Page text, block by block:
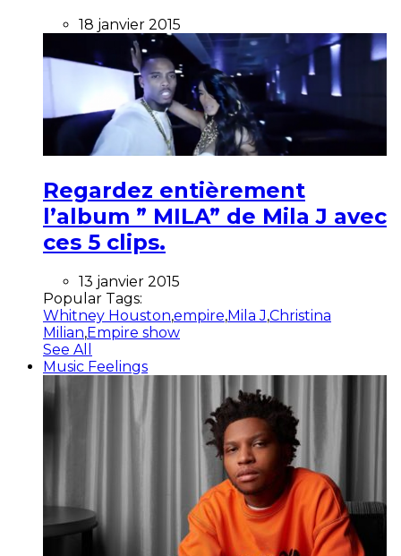
18 janvier 2015
Regardez entièrement
l’album ” MILA” de Mila J avec
ces 5 clips.
13 janvier 2015
Popular Tags:
Whitney Houston,empire,Mila J,Christina
Milian,Empire show
See All
Music Feelings